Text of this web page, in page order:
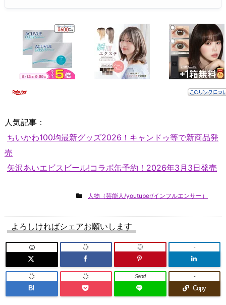
人気記事：
ちいかわ100均最新グッズ2026！キャンドゥ等で新商品発
売
矢沢あいエビスビール!コラボ缶予約！2026年3月3日発売
人物（芸能人/youtuber/インフルエンサー）
よろしければシェアお願いします
-
B!
Send
Copy
-